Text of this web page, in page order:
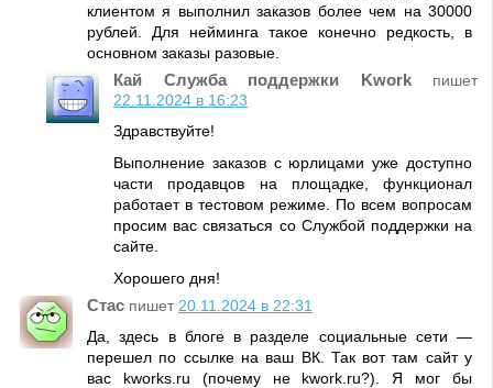
клиентом я выполнил заказов более чем на 30000
рублей. Для нейминга такое конечно редкость, в
основном заказы разовые.
Кай Служба поддержки Kworkпишет
22.11.2024 в 16:23
Здравствуйте!
Выполнение заказов с юрлицами уже доступно
части продавцов на площадке, функционал
работает в тестовом режиме. По всем вопросам
просим вас связаться со Службой поддержки на
сайте.
Хорошего дня!
Стас пишет 20.11.2024 в 22:31
Да, здесь в блоге в разделе социальные сети —
перешел по ссылке на ваш ВК. Так вот там сайт у
вас kworks.ru (почему не kwork.ru?). Я мог бы